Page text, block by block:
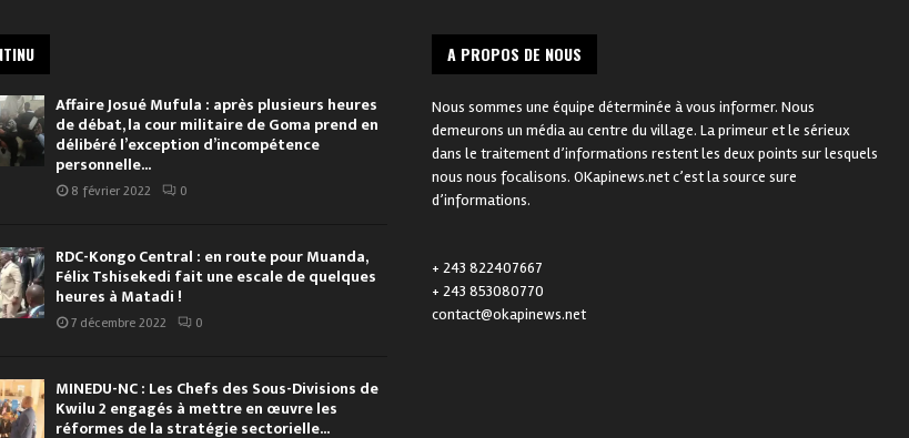
Affaire Josué Mufula : après plusieurs heures
de débat, la cour militaire de Goma prend en
délibéré l’exception d’incompétence
personnelle...
8 février 2022 0
RDC-Kongo Central : en route pour Muanda,
Félix Tshisekedi fait une escale de quelques
heures à Matadi !
7 décembre 2022 0
MINEDU-NC : Les Chefs des Sous-Divisions de
Kwilu 2 engagés à mettre en œuvre les
réformes de la stratégie sectorielle...
A PROPOS DE NOUS
Nous sommes une équipe déterminée à vous informer. Nous
demeurons un média au centre du village. La primeur et le sérieux
dans le traitement d’informations restent les deux points sur lesquels
nous nous focalisons. OKapinews.net c’est la source sure
d’informations.
+ 243 822407667
+ 243 853080770
contact@okapinews.net